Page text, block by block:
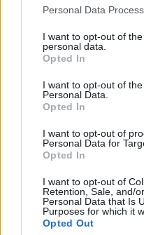
Please note that this
not limited to your visit or
grant or deny consent to
use your data for below
consent section.
Personal Data
I want to opt-out of
personal data.
Opted In
I want to opt-out of
Personal Data.
Opted In
I want to opt-out of
Personal Data for
Opted In
I want to opt-out of
Retention, Sale, and/
Personal Data that Is
Purposes for which it
Opted Out
nak álmában
istenség; ébren pedig
szörnyet a játékból, a
meg a régi Star Trek
jelmezben játszanak,
igazából irtó
homályosak, hogy
elég nagy negatívum.
a szerepeik
Jay Jay hiteles, a
Robbie-t tudnám
sármos Danielt meg a